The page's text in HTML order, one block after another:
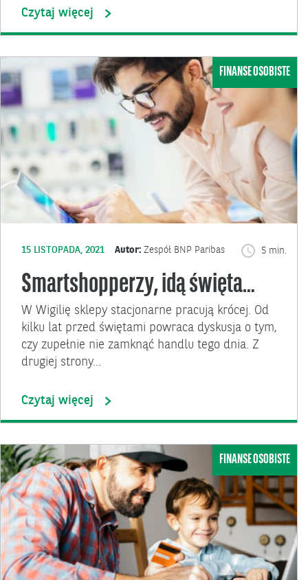
Czytaj więcej
FINANSE OSOBISTE
15 LISTOPADA, 2021 Autor: Zespół BNP Paribas 5 min.
Smartshopperzy, idą święta…
W Wigilię sklepy stacjonarne pracują krócej. Od
kilku lat przed świętami powraca dyskusja o tym,
czy zupełnie nie zamknąć handlu tego dnia. Z
drugiej strony…
Czytaj więcej
FINANSE OSOBISTE